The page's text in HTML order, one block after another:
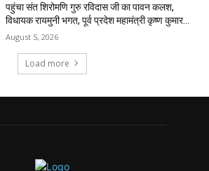
पहुंचा संत शिरोमणि गुरु रविदास जी का पावन कलश,
विधायक रायमुनी भगत, पूर्व प्रदेश महामंत्री कृष्ण कुमार...
August 5, 2026
Load more